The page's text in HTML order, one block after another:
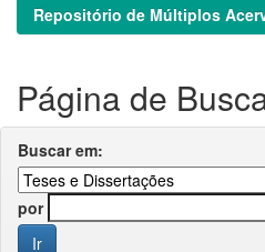
Repositório de Múltiplos
Página de
Buscar em:
por